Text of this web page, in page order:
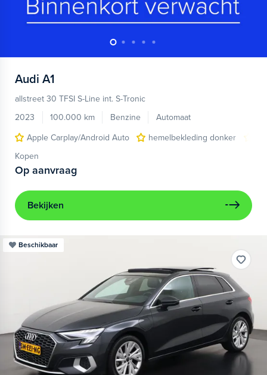
Audi A1
allstreet 30 TFSI S-Line int. S-Tronic
2023
100.000 km Benzine
Automaat
Apple Carplay/Android Auto
hemelbekleding donker
Kopen
Op aanvraag
Bekijken
Beschikbaar